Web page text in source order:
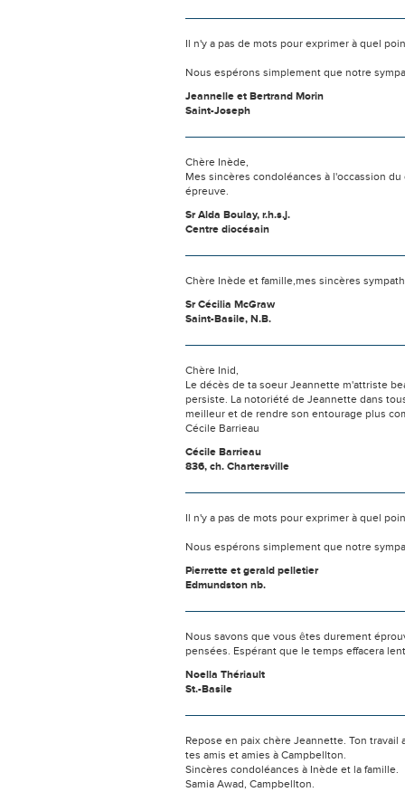
Il n'y a pas de mots pour exprimer à quel
Nous espérons simplement que notre
Jeannelle et Bertrand Morin
Saint-Joseph
Chère Inède,
Mes sincères condoléances à l'occassion
épreuve.
Sr Alda Boulay, r.h.s.j.
Centre diocésain
Chère Inède et famille,mes sincères
Sr Cécilia McGraw
Saint-Basile, N.B.
Chère Inid,
Le décès de ta soeur Jeannette m'attriste
persiste. La notoriété de Jeannette dans
meilleur et de rendre son entourage plus
Cécile Barrieau
Cécile Barrieau
836, ch. Chartersville
Il n'y a pas de mots pour exprimer à quel
Nous espérons simplement que notre
Pierrette et gerald pelletier
Edmundston nb.
Nous savons que vous êtes durement
pensées. Espérant que le temps effacera
Noella Thériault
St.-Basile
Repose en paix chère Jeannette. Ton
tes amis et amies à Campbellton.
Sincères condoléances à Inède et la famille.
Samia Awad, Campbellton.